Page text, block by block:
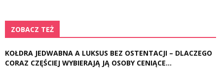
ZOBACZ TEŻ
KOŁDRA JEDWABNA A LUKSUS BEZ OSTENTACJI – DLACZEGO
CORAZ CZĘŚCIEJ WYBIERAJĄ JĄ OSOBY CENIĄCE...